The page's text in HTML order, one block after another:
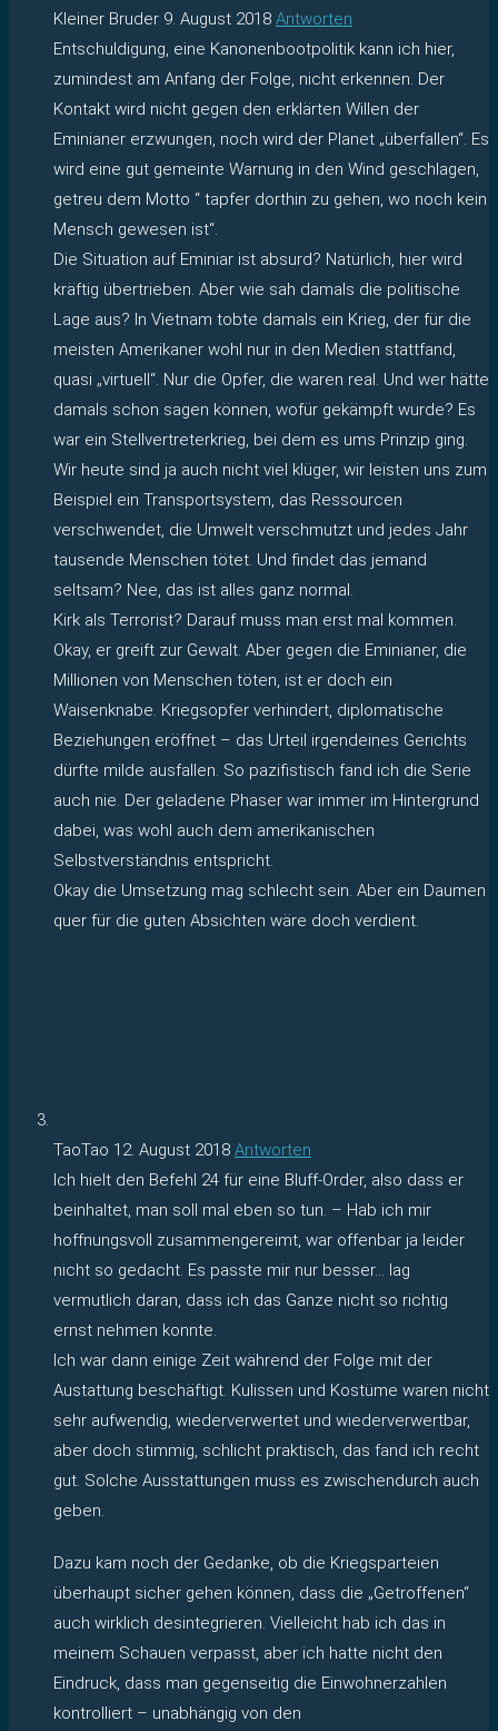
Kleiner Bruder 9. August 2018 Antworten
Entschuldigung, eine Kanonenbootpolitik kann ich hier,
zumindest am Anfang der Folge, nicht erkennen. Der
Kontakt wird nicht gegen den erklärten Willen der
Eminianer erzwungen, noch wird der Planet „überfallen“. Es
wird eine gut gemeinte Warnung in den Wind geschlagen,
getreu dem Motto “ tapfer dorthin zu gehen, wo noch kein
Mensch gewesen ist“.
Die Situation auf Eminiar ist absurd? Natürlich, hier wird
kräftig übertrieben. Aber wie sah damals die politische
Lage aus? In Vietnam tobte damals ein Krieg, der für die
meisten Amerikaner wohl nur in den Medien stattfand,
quasi „virtuell“. Nur die Opfer, die waren real. Und wer hätte
damals schon sagen können, wofür gekämpft wurde? Es
war ein Stellvertreterkrieg, bei dem es ums Prinzip ging.
Wir heute sind ja auch nicht viel klüger, wir leisten uns zum
Beispiel ein Transportsystem, das Ressourcen
verschwendet, die Umwelt verschmutzt und jedes Jahr
tausende Menschen tötet. Und findet das jemand
seltsam? Nee, das ist alles ganz normal.
Kirk als Terrorist? Darauf muss man erst mal kommen.
Okay, er greift zur Gewalt. Aber gegen die Eminianer, die
Millionen von Menschen töten, ist er doch ein
Waisenknabe. Kriegsopfer verhindert, diplomatische
Beziehungen eröffnet – das Urteil irgendeines Gerichts
dürfte milde ausfallen. So pazifistisch fand ich die Serie
auch nie. Der geladene Phaser war immer im Hintergrund
dabei, was wohl auch dem amerikanischen
Selbstverständnis entspricht.
Okay die Umsetzung mag schlecht sein. Aber ein Daumen
quer für die guten Absichten wäre doch verdient.
TaoTao 12. August 2018 Antworten
Ich hielt den Befehl 24 für eine Bluff-Order, also dass er
beinhaltet, man soll mal eben so tun. – Hab ich mir
hoffnungsvoll zusammengereimt, war offenbar ja leider
nicht so gedacht. Es passte mir nur besser… lag
vermutlich daran, dass ich das Ganze nicht so richtig
ernst nehmen konnte.
Ich war dann einige Zeit während der Folge mit der
Austattung beschäftigt. Kulissen und Kostüme waren nicht
sehr aufwendig, wiederverwertet und wiederverwertbar,
aber doch stimmig, schlicht praktisch, das fand ich recht
gut. Solche Ausstattungen muss es zwischendurch auch
geben.
Dazu kam noch der Gedanke, ob die Kriegsparteien
überhaupt sicher gehen können, dass die „Getroffenen“
auch wirklich desintegrieren. Vielleicht hab ich das in
meinem Schauen verpasst, aber ich hatte nicht den
Eindruck, dass man gegenseitig die Einwohnerzahlen
kontrolliert – unabhängig von den